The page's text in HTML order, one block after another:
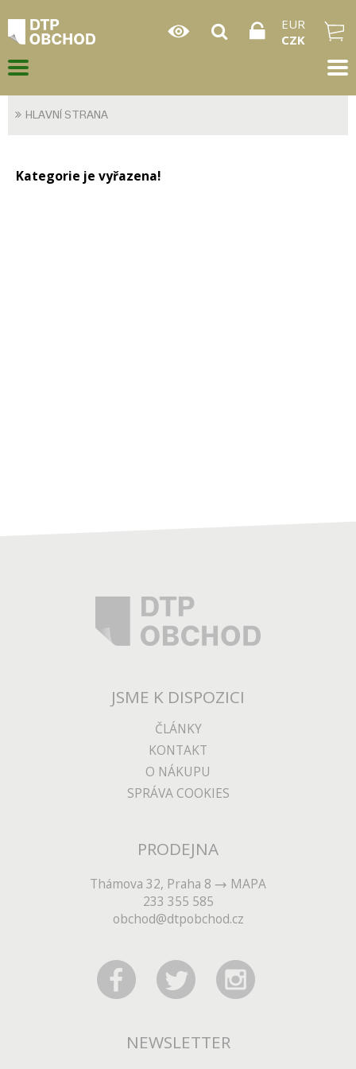
EUR
CZK
HLAVNÍ STRANA
Kategorie je vyřazena!
JSME K DISPOZICI
ČLÁNKY
KONTAKT
O NÁKUPU
SPRÁVA COOKIES
PRODEJNA
Thámova 32, Praha 8
MAPA
233 355 585
obchod@dtpobchod.cz
NEWSLETTER